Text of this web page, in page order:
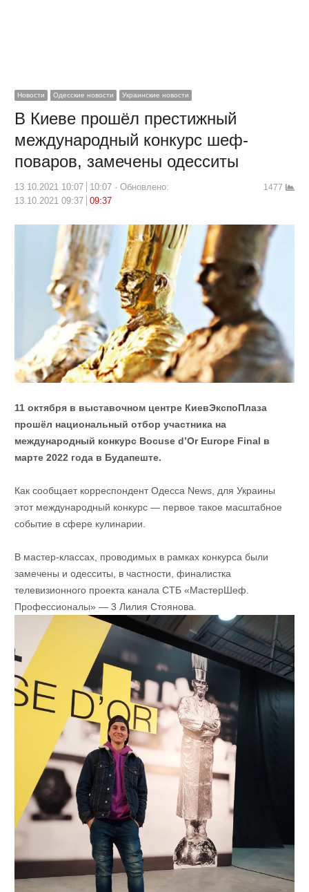
Новости Одесские новости Украинские новости
В Киеве прошёл престижный
международный конкурс шеф-
поваров, замечены одесситы
13.10.2021 10:07 10:07
Обновлено:
13.10.2021 09:37
09:37
1477
11 октября в выставочном центре КиевЭкспоПлаза
прошёл национальный отбор участника на
международный конкурс Bocuse d’Or Europe Final в
марте 2022 года в Будапеште.
Как сообщает корреспондент Одесса News, для Украины
этот международный конкурс — первое такое масштабное
событие в сфере кулинарии.
В мастер-классах, проводимых в рамках конкурса были
замечены и одесситы, в частности, финалистка
телевизионного проекта канала СТБ «МастерШеф.
Профессионалы» — 3 Лилия Стоянова.